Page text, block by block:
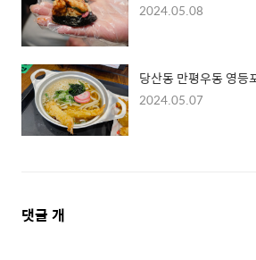
2024.05.08
당산동 만평우동 영등
2024.05.07
댓
댓글 개